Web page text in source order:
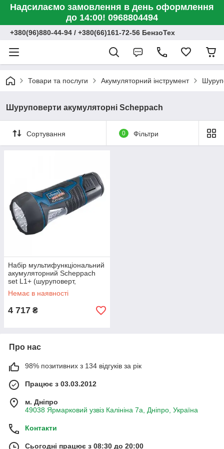
Надсилаємо замовлення в день оформлення
до 14:00! 0968804494
+380(96)880-44-94 / +380(66)161-72-56 БензоТех
Товари та послуги Акумуляторний інструмент
Шуруповерти акумуляторні Scheppach
Сортування 0 Фільтри
Набір мультифункціональний
акумуляторний Scheppach
set L1+ (шуруповерт,
реноватор, ліхтар, сумка) +
набір
Немає в наявності
4 717 ₴
Про нас
98% позитивних з 134 відгуків за рік
Працює з 03.03.2012
м. Дніпро
49038 Ярмарковий узвіз Калініна 7а, Дніпро, Україна
Контакти
Сьогодні працює з 08:30 до 20:00